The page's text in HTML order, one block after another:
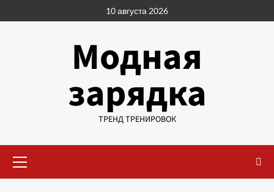
к
10 августа 2026
Модная
зарядка
ТРЕНД ТРЕНИРОВОК
меню